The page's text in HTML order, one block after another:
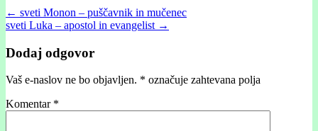
Post
navigation
← sveti Monon – puščavnik in mučenec
sveti Luka – apostol in evangelist →
Dodaj odgovor
Vaš e-naslov ne bo objavljen. * označuje zahtevana polja
Komentar *